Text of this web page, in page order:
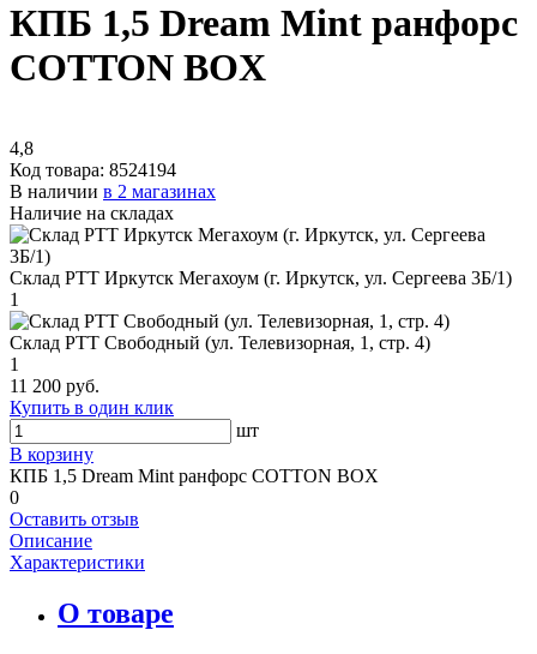
КПБ 1,5 Dream Mint ранфорс
COTTON BOX
4,8
Код товара: 8524194
В наличии в 2 магазинах
Наличие на складах
Склад РТТ Иркутск Мегахоум (г. Иркутск, ул. Сергеева 3Б/1)
1
Склад РТТ Свободный (ул. Телевизорная, 1, стр. 4)
1
11 200 руб.
Купить в один клик
шт
В корзину
КПБ 1,5 Dream Mint ранфорс COTTON BOX
0
Оставить отзыв
Описание
Характеристики
О товаре